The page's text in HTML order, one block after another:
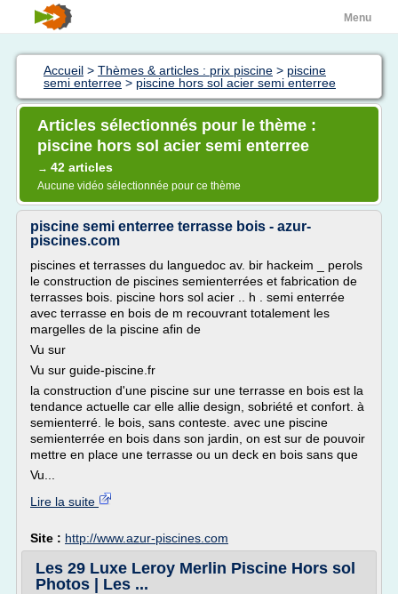
Menu
Accueil > Thèmes & articles : prix piscine > piscine
semi enterree > piscine hors sol acier semi enterree
Articles sélectionnés pour le thème :
piscine hors sol acier semi enterree
→ 42 articles
Aucune vidéo sélectionnée pour ce thème
piscine semi enterree terrasse bois - azur-
piscines.com
piscines et terrasses du languedoc av. bir hackeim _ perols
le construction de piscines semienterrées et fabrication de
terrasses bois. piscine hors sol acier .. h . semi enterrée
avec terrasse en bois de m recouvrant totalement les
margelles de la piscine afin de
Vu sur
Vu sur guide-piscine.fr
la construction d'une piscine sur une terrasse en bois est la
tendance actuelle car elle allie design, sobriété et confort. à
semienterré. le bois, sans conteste. avec une piscine
semienterrée en bois dans son jardin, on est sur de pouvoir
mettre en place une terrasse ou un deck en bois sans que
Vu...
Lire la suite
Site : http://www.azur-piscines.com
Les 29 Luxe Leroy Merlin Piscine Hors sol
Photos | Les ...